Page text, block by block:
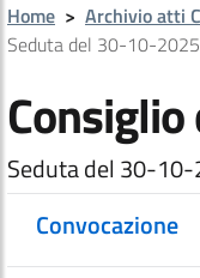
Home > Archivio atti
Seduta del 30-10-
Seduta del 30-
Convocazione